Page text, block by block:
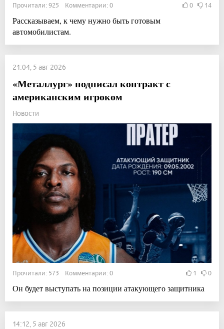
Прочитали: 925 Комментарии: 0 0 14
Рассказываем, к чему нужно быть готовым
автомобилистам.
21:04, 5 авг 2026
«Металлург» подписал контракт с
американским игроком
Новости
Прочитали: 573 Комментарии: 0 1 0
Он будет выступать на позиции атакующего защитника
14:12, 5 авг 2026